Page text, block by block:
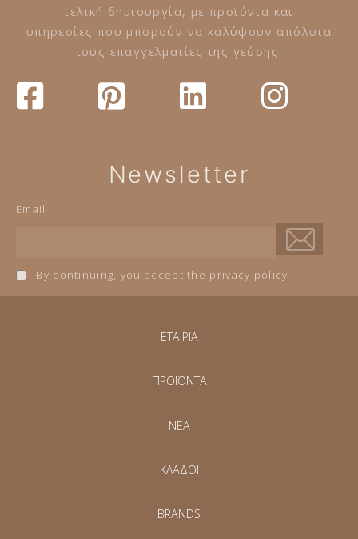
τελική δημιουργία, με προϊόντα και
υπηρεσίες που μπορούν να καλύψουν απόλυτα
τους επαγγελματίες της γεύσης.
Newsletter
Email
By continuing, you accept the privacy policy
ΕΤΑΙΡΙΑ
ΠΡΟΪΟΝΤΑ
NEA
ΚΛΑΔΟΙ
BRANDS